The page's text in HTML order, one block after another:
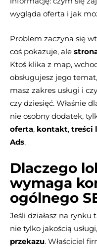
wygląda oferta i jak
Problem zaczyna się
coś pokazuje, ale
Ktoś klika z map,
obsługujesz jego
masz zakres usługi i
czy dziesięć. Właśnie
nie osobny dodatek,
oferta, kontakt, treści
Ads.
Dlaczego
wymaga
ogólnego
Jeśli działasz na rynku
nie tylko jakością
przekazu. Właściciel